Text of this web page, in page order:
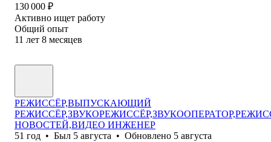
130 000 ₽
Активно ищет работу
Общий опыт
11 лет 8 месяцев
РЕЖИССЁР,ВЫПУСКАЮЩИЙ
НОВОСТЕЙ,ВИДЕО ИНЖЕНЕР
51 год • Был 5 августа • Обновлено 5 августа